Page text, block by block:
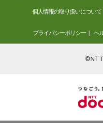
個人情報の取り扱いについて
プライバシーポリシー ヘ
©NTT